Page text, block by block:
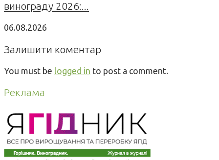
винограду 2026:...
06.08.2026
Залишити коментар
You must be logged in to post a comment.
Реклама